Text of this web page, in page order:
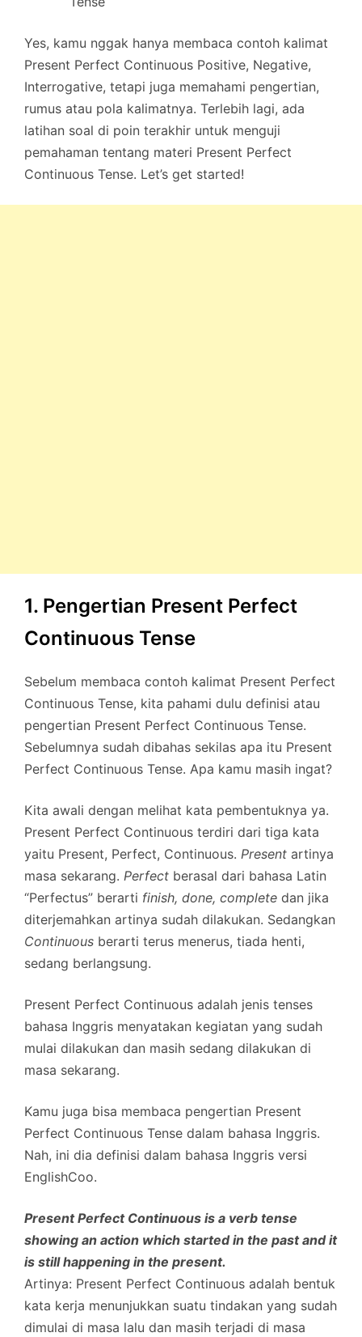
Yes, kamu nggak hanya membaca contoh kalimat
Present Perfect Continuous Positive, Negative,
Interrogative, tetapi juga memahami pengertian,
rumus atau pola kalimatnya. Terlebih lagi, ada
latihan soal di poin terakhir untuk menguji
pemahaman tentang materi Present Perfect
Continuous Tense. Let’s get started!
1. Pengertian Present Perfect
Continuous Tense
Sebelum membaca contoh kalimat Present Perfect
Continuous Tense, kita pahami dulu definisi atau
pengertian Present Perfect Continuous Tense.
Sebelumnya sudah dibahas sekilas apa itu Present
Perfect Continuous Tense. Apa kamu masih ingat?
Kita awali dengan melihat kata pembentuknya ya.
Present Perfect Continuous terdiri dari tiga kata
yaitu Present, Perfect, Continuous. Present artinya
masa sekarang. Perfect berasal dari bahasa Latin
“Perfectus” berarti finish, done, complete dan jika
diterjemahkan artinya sudah dilakukan. Sedangkan
Continuous berarti terus menerus, tiada henti,
sedang berlangsung.
Present Perfect Continuous adalah jenis tenses
bahasa Inggris menyatakan kegiatan yang sudah
mulai dilakukan dan masih sedang dilakukan di
masa sekarang.
Kamu juga bisa membaca pengertian Present
Perfect Continuous Tense dalam bahasa Inggris.
Nah, ini dia definisi dalam bahasa Inggris versi
EnglishCoo.
Present Perfect Continuous is a verb tense
showing an action which started in the past and it
is still happening in the present.
Artinya: Present Perfect Continuous adalah bentuk
kata kerja menunjukkan suatu tindakan yang sudah
dimulai di masa lalu dan masih terjadi di masa